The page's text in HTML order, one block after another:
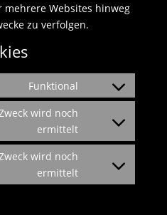
Websites hinweg
zu verfolgen.
Funktional
Consent
service
wordpress
wird noch
ermittelt
Consent
to
service
wird noch
ermittelt
Consent
to